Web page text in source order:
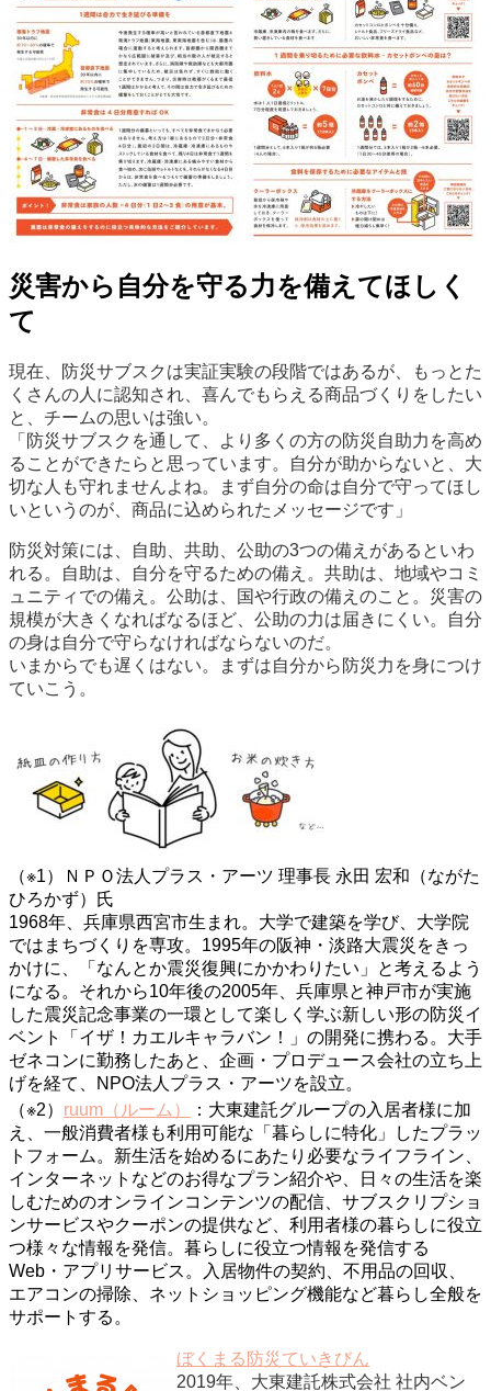
災害から自分を守る力を備えてほしく
て
現在、防災サブスクは実証実験の段階ではあるが、もっとた
くさんの人に認知され、喜んでもらえる商品づくりをしたい
と、チームの思いは強い。
「防災サブスクを通して、より多くの方の防災自助力を高め
ることができたらと思っています。自分が助からないと、大
切な人も守れませんよね。まず自分の命は自分で守ってほし
いというのが、商品に込められたメッセージです」
防災対策には、自助、共助、公助の3つの備えがあるといわ
れる。自助は、自分を守るための備え。共助は、地域やコミ
ュニティでの備え。公助は、国や行政の備えのこと。災害の
規模が大きくなればなるほど、公助の力は届きにくい。自分
の身は自分で守らなければならないのだ。
いまからでも遅くはない。まずは自分から防災力を身につけ
ていこう。
（※1）ＮＰＯ法人プラス・アーツ 理事長 永田 宏和（ながた
ひろかず）氏
1968年、兵庫県西宮市生まれ。大学で建築を学び、大学院
ではまちづくりを専攻。1995年の阪神・淡路大震災をきっ
かけに、「なんとか震災復興にかかわりたい」と考えるよう
になる。それから10年後の2005年、兵庫県と神戸市が実施
した震災記念事業の一環として楽しく学ぶ新しい形の防災イ
ベント「イザ！カエルキャラバン！」の開発に携わる。大手
ゼネコンに勤務したあと、企画・プロデュース会社の立ち上
げを経て、NPO法人プラス・アーツを設立。
（※2） ruum（ルーム）
：大東建託グループの入居者様に加
え、一般消費者様も利用可能な「暮らしに特化」したプラッ
トフォーム。新生活を始めるにあたり必要なライフライン、
インターネットなどのお得なプラン紹介や、日々の生活を楽
しむためのオンラインコンテンツの配信、サブスクリプショ
ンサービスやクーポンの提供など、利用者様の暮らしに役立
つ様々な情報を発信。暮らしに役立つ情報を発信する
Web・アプリサービス。入居物件の契約、不用品の回収、
エアコンの掃除、ネットショッピング機能など暮らし全般を
サポートする。
ぼくまる防災ていきびん
2019年、大東建託株式会社 社内ベン